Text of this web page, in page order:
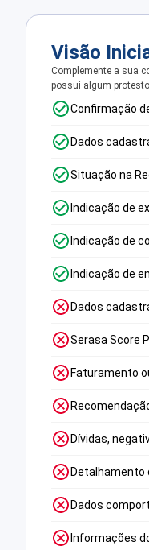
Visão
Complemente a sua
possui algum
Confirmação
Dados
Situação na
Indicação de
Indicação de
Indicação de
Dados
Serasa Score
Faturamento
Dívidas,
Dados
Informações